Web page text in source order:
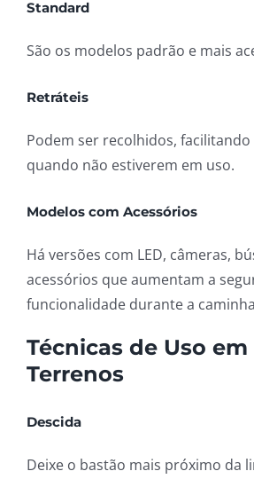
Standard
São os modelos padrão e mais
Retráteis
Podem ser recolhidos,
quando não estiverem em uso.
Modelos com Acessórios
Há versões com LED, câmeras,
acessórios que aumentam a
funcionalidade durante a
Técnicas de Uso
Terrenos
Descida
Deixe o bastão mais próximo da